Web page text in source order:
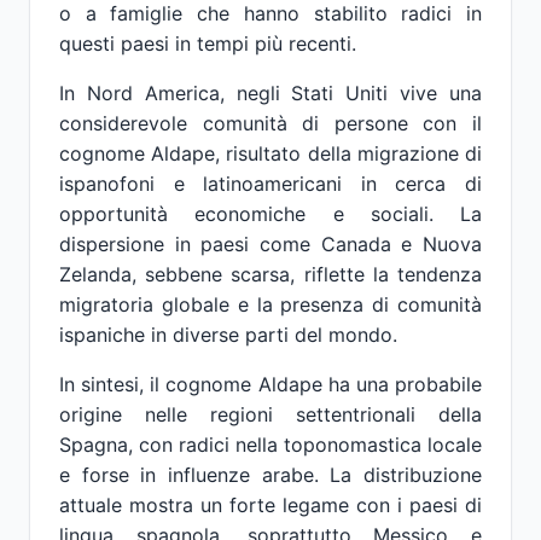
o a famiglie che hanno stabilito radici in
questi paesi in tempi più recenti.
In Nord America, negli Stati Uniti vive una
considerevole comunità di persone con il
cognome Aldape, risultato della migrazione di
ispanofoni e latinoamericani in cerca di
opportunità economiche e sociali. La
dispersione in paesi come Canada e Nuova
Zelanda, sebbene scarsa, riflette la tendenza
migratoria globale e la presenza di comunità
ispaniche in diverse parti del mondo.
In sintesi, il cognome Aldape ha una probabile
origine nelle regioni settentrionali della
Spagna, con radici nella toponomastica locale
e forse in influenze arabe. La distribuzione
attuale mostra un forte legame con i paesi di
lingua spagnola, soprattutto Messico e